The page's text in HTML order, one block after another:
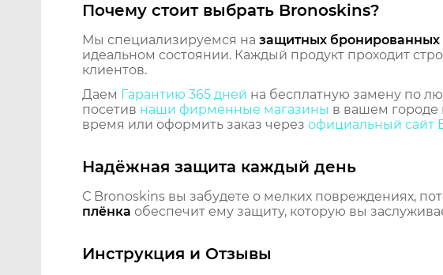
Почему стоит выбрать Bronoskins?
Мы специализируемся на защитных бронированных
идеальном состоянии. Каждый продукт проходит
клиентов.
Даем Гарантию 365 дней на бесплатную замену по
посетив наши фирменные магазины в вашем городе
время или оформить заказ через официальный сайт
Надёжная защита каждый день
С Bronoskins вы забудете о мелких повреждениях,
плёнка обеспечит ему защиту, которую вы
Инструкция и Отзывы